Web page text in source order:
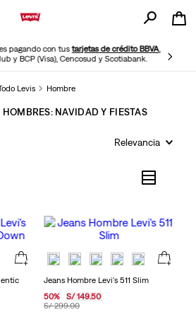
pagando con tustarjetas de crédito BBVA,
y BCP (Visa), Cencosud y Scotiabank.
Levis Hombre
HOMBRES: NAVIDAD Y FIESTAS
Relevancia
Jeans Hombre Levi's 511 Slim
S/ 299.00
50% S/ 149.50